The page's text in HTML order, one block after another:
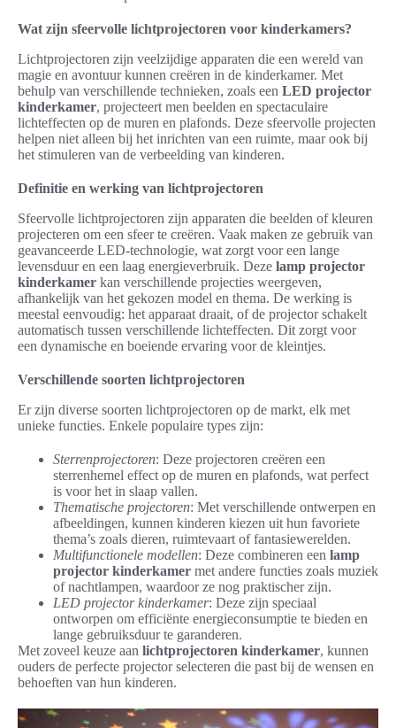
Wat zijn sfeervolle lichtprojectoren voor kinderkamers?
Lichtprojectoren zijn veelzijdige apparaten die een wereld van
magie en avontuur kunnen creëren in de kinderkamer. Met
behulp van verschillende technieken, zoals een LED projector
kinderkamer, projecteert men beelden en spectaculaire
lichteffecten op de muren en plafonds. Deze sfeervolle projecten
helpen niet alleen bij het inrichten van een ruimte, maar ook bij
het stimuleren van de verbeelding van kinderen.
Definitie en werking van lichtprojectoren
Sfeervolle lichtprojectoren zijn apparaten die beelden of kleuren
projecteren om een sfeer te creëren. Vaak maken ze gebruik van
geavanceerde LED-technologie, wat zorgt voor een lange
levensduur en een laag energieverbruik. Deze lamp projector
kinderkamer kan verschillende projecties weergeven,
afhankelijk van het gekozen model en thema. De werking is
meestal eenvoudig: het apparaat draait, of de projector schakelt
automatisch tussen verschillende lichteffecten. Dit zorgt voor
een dynamische en boeiende ervaring voor de kleintjes.
Verschillende soorten lichtprojectoren
Er zijn diverse soorten lichtprojectoren op de markt, elk met
unieke functies. Enkele populaire types zijn:
Sterrenprojectoren: Deze projectoren creëren een
sterrenhemel effect op de muren en plafonds, wat perfect
is voor het in slaap vallen.
Thematische projectoren: Met verschillende ontwerpen en
afbeeldingen, kunnen kinderen kiezen uit hun favoriete
thema’s zoals dieren, ruimtevaart of fantasiewerelden.
Multifunctionele modellen: Deze combineren een lamp
projector kinderkamer met andere functies zoals muziek
of nachtlampen, waardoor ze nog praktischer zijn.
LED projector kinderkamer: Deze zijn speciaal
ontworpen om efficiënte energieconsumptie te bieden en
lange gebruiksduur te garanderen.
Met zoveel keuze aan lichtprojectoren kinderkamer, kunnen
ouders de perfecte projector selecteren die past bij de wensen en
behoeften van hun kinderen.